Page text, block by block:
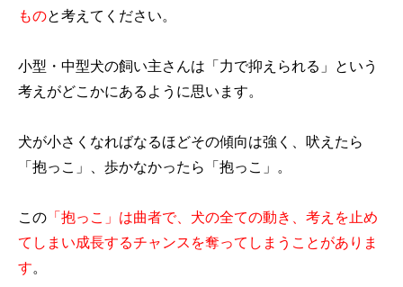
ものと考えてください。
小型・中型犬の飼い主さんは「力で抑えられる」という
考えがどこかにあるように思います。
犬が小さくなればなるほどその傾向は強く、吠えたら
「抱っこ」、歩かなかったら「抱っこ」。
この 「抱っこ」は曲者で、犬の全ての動き、考えを止め
てしまい成長するチャンスを奪ってしまうことがありま
す。